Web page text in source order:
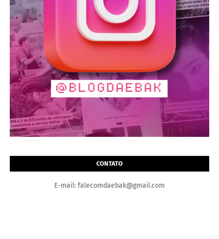
CONTATO
E-mail: falecomdaebak@gmail.com